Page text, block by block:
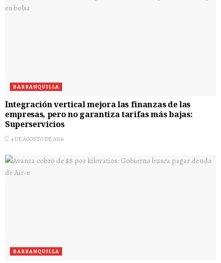
BARRANQUILLA
Integración vertical mejora las finanzas de las
empresas, pero no garantiza tarifas más bajas:
Superservicios
4 DE AGOSTO DE 2026
BARRANQUILLA